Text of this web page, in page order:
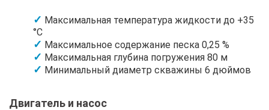
Максимальная температура жидкости до +35
°C
Максимальное содержание песка 0,25 %
Максимальная глубина погружения 80 м
Минимальный диаметр скважины 6 дюймов
Двигатель и насос